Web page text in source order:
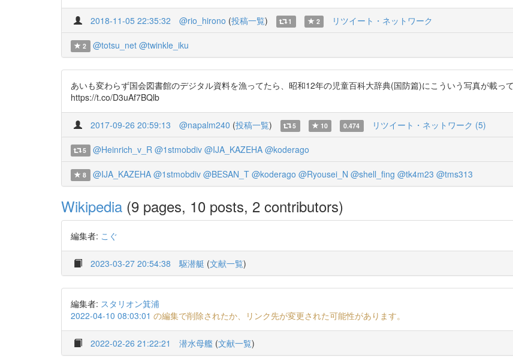
2018-11-05 22:35:32 @rio_hirono (投稿一覧) 1 2 リツイート・ネットワーク
2 @totsu_net @twinkle_iku
あいも変わらず国会図書館のデジタル資料を漁ってたら、昭和12年の児童百科大辞典(国防篇)にこういう写真が載っ
https://t.co/D3uAf7BQlb
2017-09-26 20:59:13 @napalm240 (投稿一覧) 5 10 0.474 リツイート・ネットワーク (5)
5 @Heinrich_v_R @1stmobdiv @IJA_KAZEHA @koderago
8 @IJA_KAZEHA @1stmobdiv @BESAN_T @koderago @Ryousei_N @shell_fing @tk4m23 @tms313
Wikipedia (9 pages, 10 posts, 2 contributors)
編集者: こぐ
2023-03-27 20:54:38 駆潜艇 (文献一覧)
編集者: スタリオン箕浦
2022-04-10 08:03:01 の編集で削除されたか、リンク先が変更された可能性があります。
2022-02-26 21:22:21 潜水母艦 (文献一覧)